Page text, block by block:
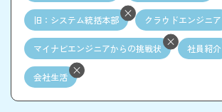
旧：システム統括本部 クラウドエンジニア
マイナビエンジニアからの挑戦状 社員紹介
会社生活